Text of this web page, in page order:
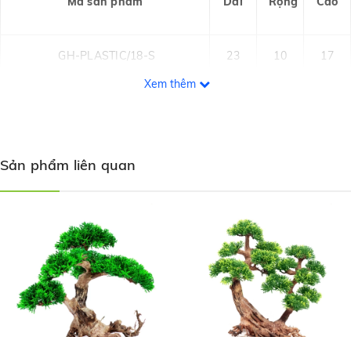
GH-PLASTIC/18-S 23 10 17
GH-PLASTIC/18-L
Do đặc tính sản phẩm là gỗ lũa khô, có thể một vài sản phẩm sẽ
không thể chìm ngay, nên kiểm tra trước khi setup.
Trong trường hợp lũa Bonsai không chìm ngay, cần xử lý ngâm
khoảng 1-3 ngày trước khi setup vào hồ thủy sinh.
Lũa Bonsai đã được xử lý trước tuy nhiên vẫn có thể gây tình
Xem thêm
Sản phẩm liên quan